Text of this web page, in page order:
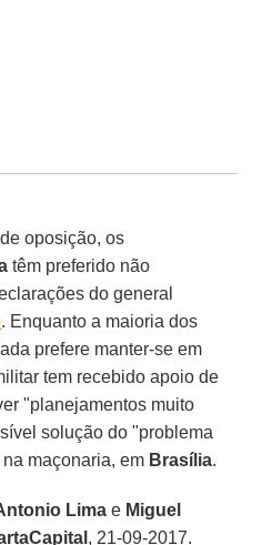
oposição, os
têm preferido não
do general
. Enquanto a maioria dos
prefere manter-se em
tem recebido apoio de
"planejamentos muito
solução do "problema
maçonaria, em Brasília.
Lima e Miguel
, 21-09-2017.